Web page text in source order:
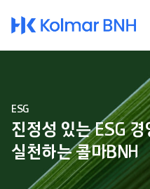
ESG
진정성 있는 ESG 경
실천하는 콜마BNH